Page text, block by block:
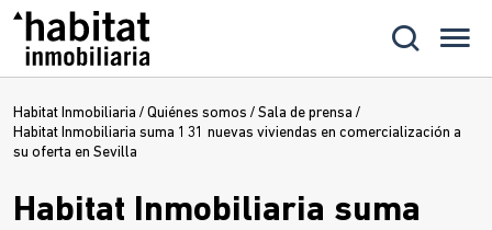
Habitat Inmobiliaria / Quiénes somos / Sala de prensa /
Habitat Inmobiliaria suma 131 nuevas viviendas en comercialización a
su oferta en Sevilla
Habitat Inmobiliaria suma